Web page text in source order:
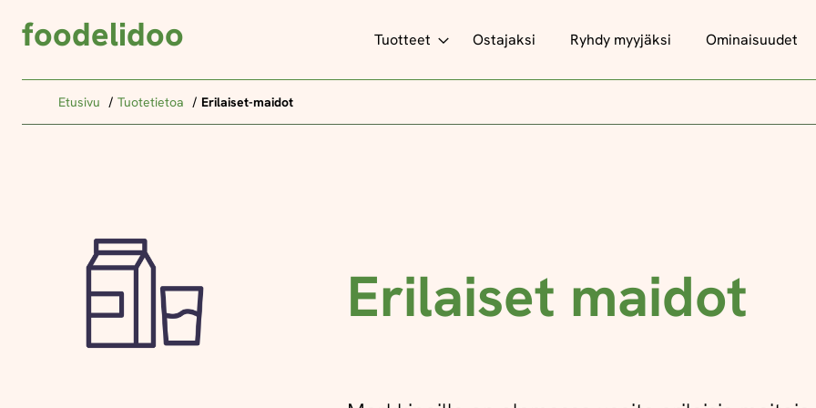
foodelidoo Tuotteet Ostajaksi Ryhdy myyjäksi Ominaisuudet
Etusivu Tuotetietoa Erilaiset-maidot
Erilaiset maidot